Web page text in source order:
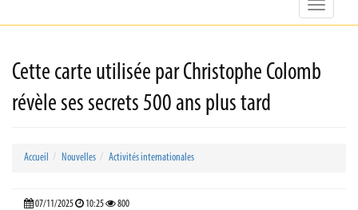
Toggle
Cette carte utilisée par Christophe Colomb
révèle ses secrets 500 ans plus tard
Accueil Nouvelles Activités internationales
07/11/2025 10:25 800